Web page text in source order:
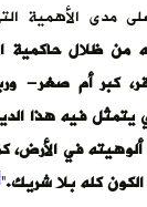
مدى الأهمية
من ظلال
كبر أم صغر-
يتمثل فيه هذا
في الأرض،
كله بلا شريك.“